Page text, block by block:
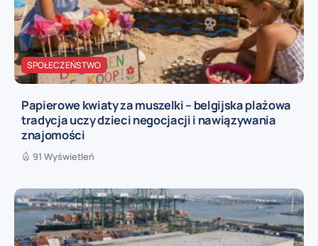
SPOŁECZEŃSTWO
Papierowe kwiaty za muszelki – belgijska plażowa
tradycja uczy dzieci negocjacji i nawiązywania
znajomości
91 Wyświetleń